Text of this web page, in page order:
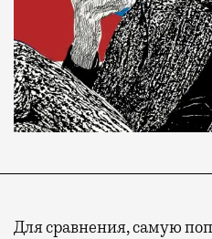
Для сравнения, самую